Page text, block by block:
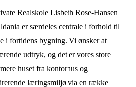
Realskole Lisbeth Rose-Hansen
er særdeles centrale i forhold til
i fortidens bygning. Vi ønsker at
udtryk, og det er vores store
huset fra kontorhus og
læringsmiljø via en række